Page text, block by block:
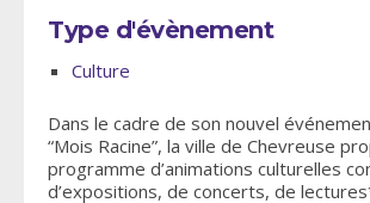
Type d'évènement
Culture
Dans le cadre de son nouvel
“Mois Racine”, la ville de Chevreuse
programme d’animations culturelles
d’expositions, de concerts, de